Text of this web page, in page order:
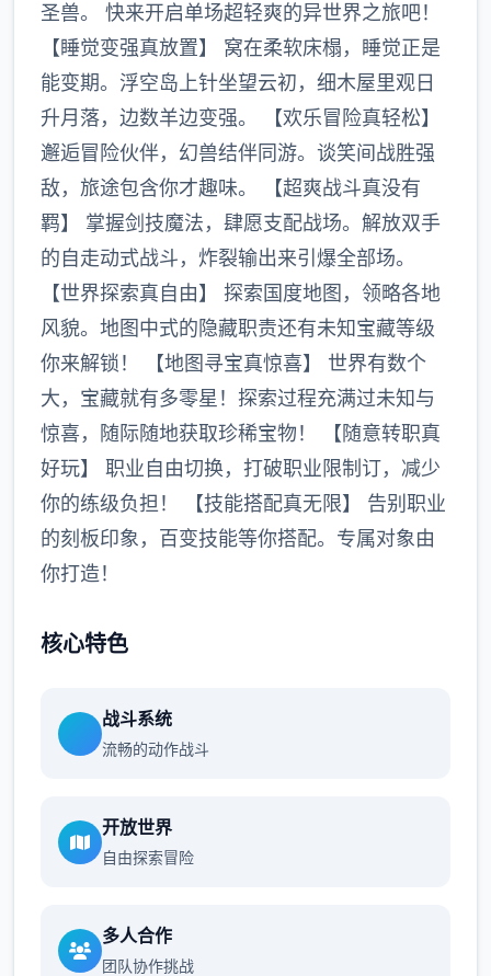
圣兽。 快来开启单场超轻爽的异世界之旅吧！
【睡觉变强真放置】 窝在柔软床榻，睡觉正是
能变期。浮空岛上针坐望云初，细木屋里观日
升月落，边数羊边变强。 【欢乐冒险真轻松】
邂逅冒险伙伴，幻兽结伴同游。谈笑间战胜强
敌，旅途包含你才趣味。 【超爽战斗真没有
羁】 掌握剑技魔法，肆愿支配战场。解放双手
的自走动式战斗，炸裂输出来引爆全部场。
【世界探索真自由】 探索国度地图，领略各地
风貌。地图中式的隐藏职责还有未知宝藏等级
你来解锁！ 【地图寻宝真惊喜】 世界有数个
大，宝藏就有多零星！探索过程充满过未知与
惊喜，随际随地获取珍稀宝物！ 【随意转职真
好玩】 职业自由切换，打破职业限制订，减少
你的练级负担！ 【技能搭配真无限】 告别职业
的刻板印象，百变技能等你搭配。专属对象由
你打造！
核心特色
战斗系统
流畅的动作战斗
开放世界
自由探索冒险
多人合作
团队协作挑战